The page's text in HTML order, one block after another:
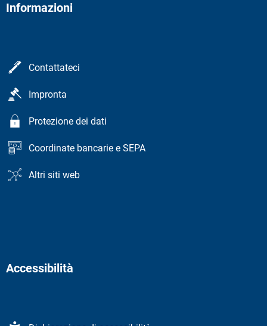
Informazioni
Contattateci
Impronta
Protezione dei dati
Coordinate bancarie e SEPA
Altri siti web
Accessibilità